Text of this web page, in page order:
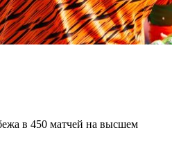
в 450 матчей на высшем